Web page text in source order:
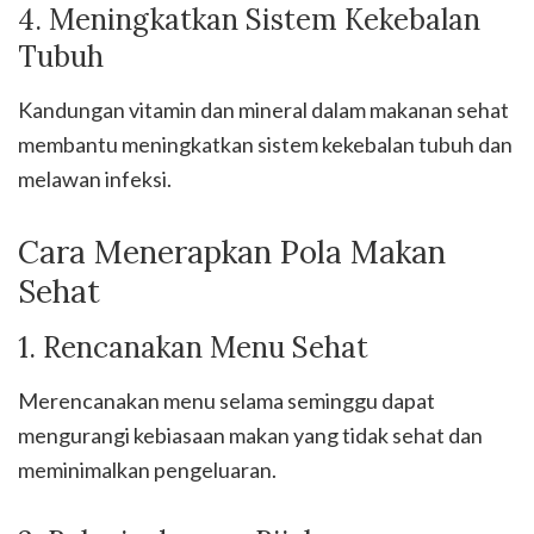
4. Meningkatkan Sistem Kekebalan
Tubuh
Kandungan vitamin dan mineral dalam makanan sehat
membantu meningkatkan sistem kekebalan tubuh dan
melawan infeksi.
Cara Menerapkan Pola Makan
Sehat
1. Rencanakan Menu Sehat
Merencanakan menu selama seminggu dapat
mengurangi kebiasaan makan yang tidak sehat dan
meminimalkan pengeluaran.